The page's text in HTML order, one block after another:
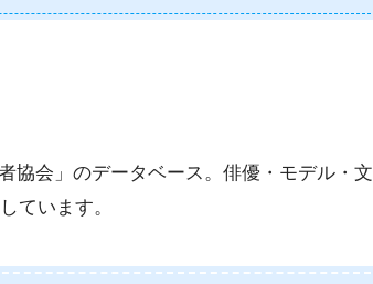
協会」のデータベース。俳優・モデル・文
ています。